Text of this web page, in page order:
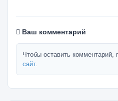
Ваш комментарий
Чтобы оставить комментарий,
сайт.